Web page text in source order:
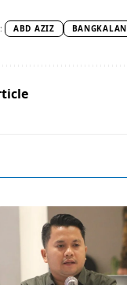
ABD AZIZ BANGKALAN